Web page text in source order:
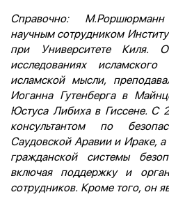
Справочно:
научным сотрудником
при Университете Киля.
исследованиях
исламской мысли,
Иоганна Гутенберга в
Юстуса Либиха в Гиссене. С
консультантом по
Саудовской Аравии и Ираке,
гражданской системы
включая поддержку и
сотрудников. Кроме того, он